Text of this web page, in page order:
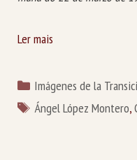
Ler mais
Categorías
Imágenes de la
Etiquetas
Ángel López Montero,